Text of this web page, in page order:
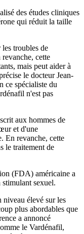
des études cliniques
qui réduit la taille
troubles de
cette
mais peut aider à
le docteur Jean-
ce spécialiste du
n'est pas
aux hommes de
et d'une
En revanche, cette
le traitement de
(FDA) américaine a
sexuel.
niveau élevé sur les
plus abordables que
a annoncé
le Vardénafil,